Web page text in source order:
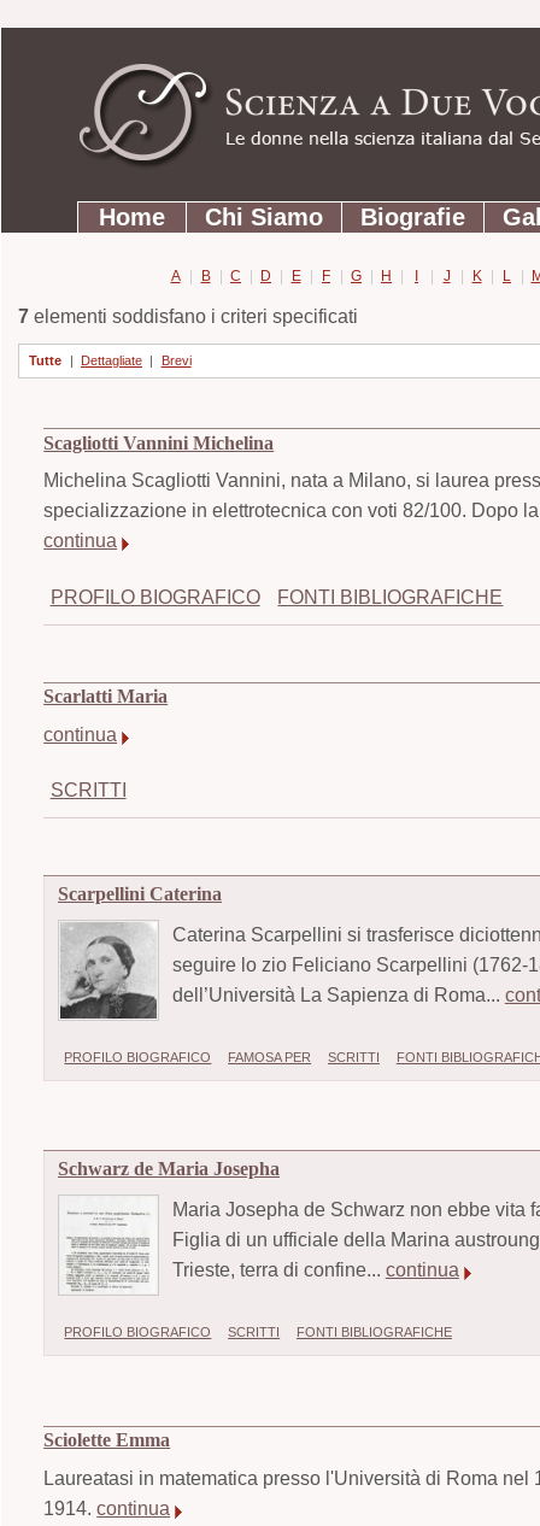
contenuti.
Strumenti
personali
SezioniHome Chi Siamo Biografie
A | B | C | D | E | F | G | H | I | J | K | L |
7elementi soddisfano i criteri specificati
Tutte | Dettagliate | Brevi
Scagliotti Vannini Michelina
Michelina Scagliotti Vannini, nata a Milano, si laurea
specializzazione in elettrotecnica con voti 82/100. Dopo
continua
PROFILO BIOGRAFICO FONTI BIBLIOGRAFICHE
Scarlatti Maria
continua
SCRITTI
Scarpellini Caterina
Caterina Scarpellini si trasferisce
seguire lo zio Feliciano Scarpellini (1762-
dell’Università La Sapienza di Roma...
PROFILO BIOGRAFICO FAMOSA PER SCRITTI FONTI
Schwarz de Maria Josepha
Maria Josepha de Schwarz non ebbe vita
Figlia di un ufficiale della Marina
Trieste, terra di confine... continua
PROFILO BIOGRAFICO SCRITTI FONTI BIBLIOGRAFICHE
Sciolette Emma
Laureatasi in matematica presso l'Università di Roma
1914.continua